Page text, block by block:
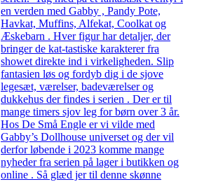
en verden med Gabby , Pandy Pote,
Havkat, Muffins, Alfekat, Coolkat og
Æskebarn . Hver figur har detaljer, der
bringer de kat-tastiske karakterer fra
showet direkte ind i virkeligheden. Slip
fantasien løs og fordyb dig i de sjove
legesæt, værelser, badeværelser og
dukkehus der findes i serien . Der er til
mange timers sjov leg for børn over 3 år.
Hos De Små Engle er vi vilde med
Gabby’s Dollhouse universet og der vil
derfor løbende i 2023 komme mange
nyheder fra serien på lager i butikken og
online . Så glæd jer til denne skønne